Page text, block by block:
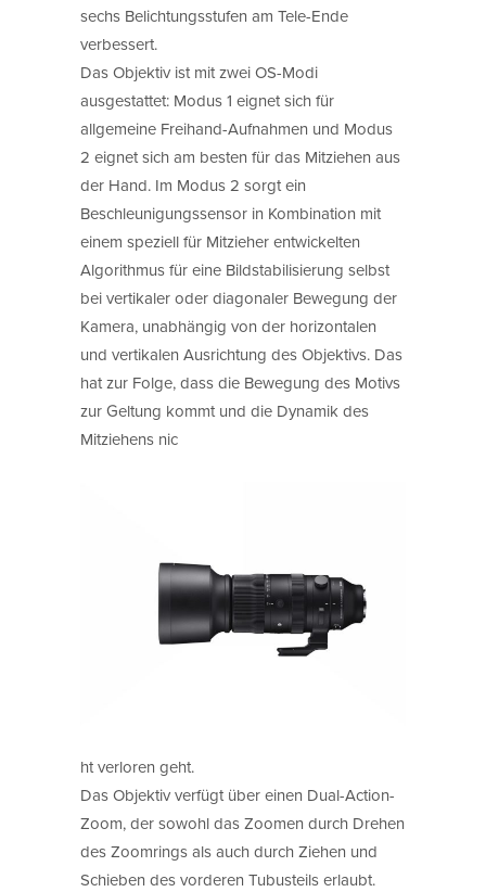
sechs Belichtungsstufen am Tele-Ende
verbessert.
Das Objektiv ist mit zwei OS-Modi
ausgestattet: Modus 1 eignet sich für
allgemeine Freihand-Aufnahmen und Modus
2 eignet sich am besten für das Mitziehen aus
der Hand. Im Modus 2 sorgt ein
Beschleunigungssensor in Kombination mit
einem speziell für Mitzieher entwickelten
Algorithmus für eine Bildstabilisierung selbst
bei vertikaler oder diagonaler Bewegung der
Kamera, unabhängig von der horizontalen
und vertikalen Ausrichtung des Objektivs. Das
hat zur Folge, dass die Bewegung des Motivs
zur Geltung kommt und die Dynamik des
Mitziehens nic
ht verloren geht.
Das Objektiv verfügt über einen Dual-Action-
Zoom, der sowohl das Zoomen durch Drehen
des Zoomrings als auch durch Ziehen und
Schieben des vorderen Tubusteils erlaubt.